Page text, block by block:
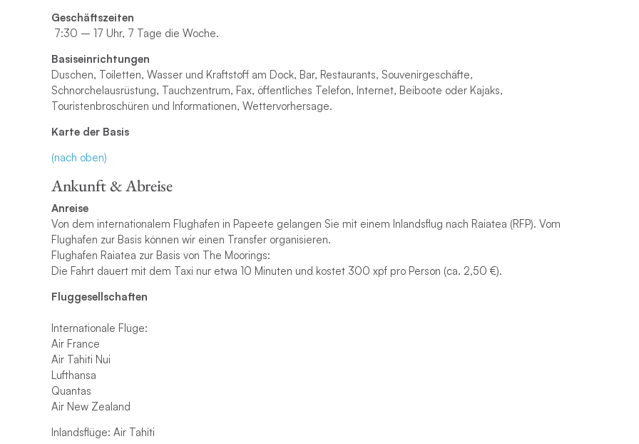
Geschäftszeiten
7:30 – 17 Uhr, 7 Tage die Woche.
Basiseinrichtungen
Duschen, Toiletten, Wasser und Kraftstoff am Dock, Bar, Restaurants, Souvenirgeschäfte,
Schnorchelausrüstung, Tauchzentrum, Fax, öffentliches Telefon, Internet, Beiboote oder Kajaks,
Touristenbroschüren und Informationen, Wettervorhersage.
Karte der Basis
(nach oben)
Ankunft & Abreise
Anreise
Von dem internationalem Flughafen in Papeete gelangen Sie mit einem Inlandsflug nach Raiatea (RFP). Vom
Flughafen zur Basis können wir einen Transfer organisieren.
Flughafen Raiatea zur Basis von The Moorings:
Die Fahrt dauert mit dem Taxi nur etwa 10 Minuten und kostet 300 xpf pro Person (ca. 2,50 €).
Fluggesellschaften
Internationale Flüge:
Air France
Air Tahiti Nui
Lufthansa
Quantas
Air New Zealand
Inlandsflüge: Air Tahiti